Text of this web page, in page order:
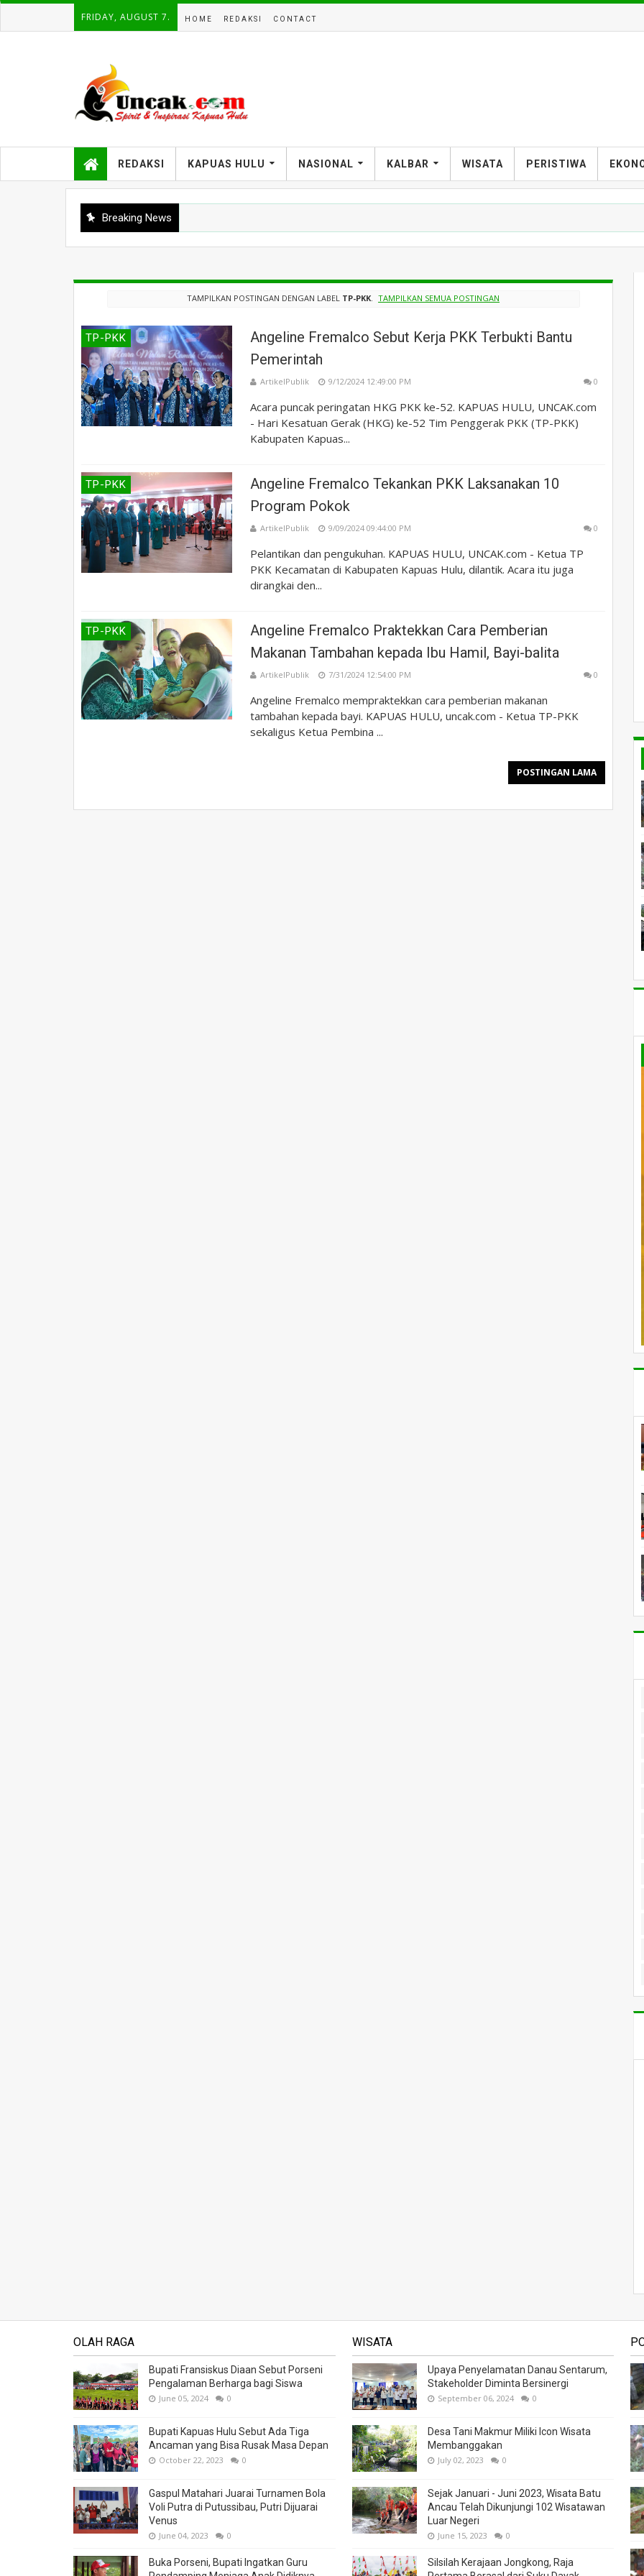
FRIDAY, AUGUST 7. HOME REDAKSI CONTACT
REDAKSI KAPUAS HULU NASIONAL KALBAR WISATA PERISTIWA
Breaking News
TAMPILKAN POSTINGAN DENGAN LABEL TP-PKK. TAMPILKAN SEMUA POSTINGAN
TP-PKK
Angeline Fremalco Sebut Kerja PKK Terbukti Bantu
Pemerintah
ArtikelPublik 9/12/2024 12:49:00 PM 0
Acara puncak peringatan HKG PKK ke-52. KAPUAS HULU, UNCAK.com
- Hari Kesatuan Gerak (HKG) ke-52 Tim Penggerak PKK (TP-PKK)
Kabupaten Kapuas...
TP-PKK
Angeline Fremalco Tekankan PKK Laksanakan 10
Program Pokok
ArtikelPublik 9/09/2024 09:44:00 PM 0
Pelantikan dan pengukuhan. KAPUAS HULU, UNCAK.com - Ketua TP
PKK Kecamatan di Kabupaten Kapuas Hulu, dilantik. Acara itu juga
dirangkai den...
TP-PKK
Angeline Fremalco Praktekkan Cara Pemberian
Makanan Tambahan kepada Ibu Hamil, Bayi-balita
ArtikelPublik 7/31/2024 12:54:00 PM 0
Angeline Fremalco mempraktekkan cara pemberian makanan
tambahan kepada bayi. KAPUAS HULU, uncak.com - Ketua TP-PKK
sekaligus Ketua Pembina ...
POSTINGAN LAMA
OLAH RAGA
Bupati Fransiskus Diaan Sebut Porseni
Pengalaman Berharga bagi Siswa
June 05, 2024 0
Bupati Kapuas Hulu Sebut Ada Tiga
Ancaman yang Bisa Rusak Masa Depan
October 22, 2023 0
Gaspul Matahari Juarai Turnamen Bola
Voli Putra di Putussibau, Putri Dijuarai
Venus
June 04, 2023 0
Buka Porseni, Bupati Ingatkan Guru
WISATA
Upaya Penyelamatan Danau Sentarum,
Stakeholder Diminta Bersinergi
September 06, 2024 0
Desa Tani Makmur Miliki Icon Wisata
Membanggakan
July 02, 2023 0
Sejak Januari - Juni 2023, Wisata Batu
Ancau Telah Dikunjungi 102 Wisatawan
Luar Negeri
June 15, 2023 0
Silsilah Kerajaan Jongkong, Raja